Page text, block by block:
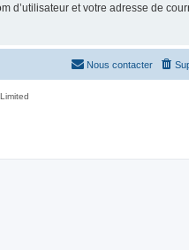
d’utilisateur et votre adresse de
Nous contacter